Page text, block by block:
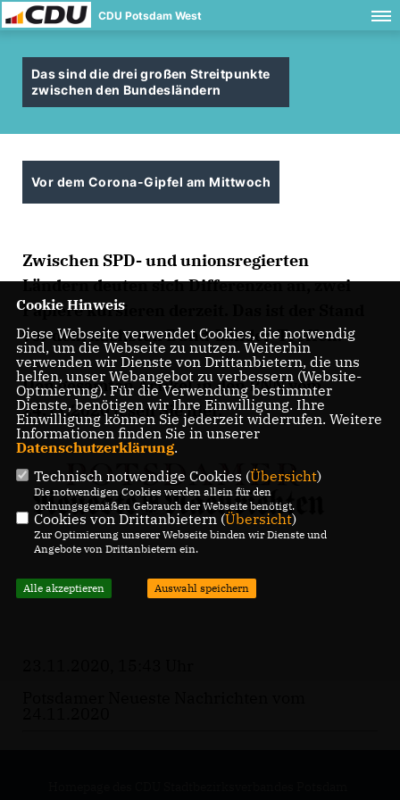
CDU Potsdam West
Das sind die drei großen Streitpunkte
zwischen den Bundesländern
Vor dem Corona-Gipfel am Mittwoch
Zwischen SPD- und unionsregierten
Ländern deuten sich Differenzen an, zwei
Papiere kursieren derzeit. Das ist der Stand
vor dem nächsten Bund-Länder-Treffen.
Den gesamten Artikel in den PNN vom
24.11.2020 lesen Siehier.
Cookie Hinweis
Diese Webseite verwendet Cookies, die notwendig
sind, um die Webseite zu nutzen. Weiterhin
verwenden wir Dienste von Drittanbietern, die uns
helfen, unser Webangebot zu verbessern (Website-
Optmierung). Für die Verwendung bestimmter
Dienste, benötigen wir Ihre Einwilligung. Ihre
Einwilligung können Sie jederzeit widerrufen. Weitere
Informationen finden Sie in unserer
Datenschutzerklärung.
Technisch notwendige Cookies (Übersicht)
Die notwendigen Cookies werden allein für den
ordnungsgemäßen Gebrauch der Webseite benötigt.
Cookies von Drittanbietern (Übersicht)
Zur Optimierung unserer Webseite binden wir Dienste und
Angebote von Drittanbietern ein.
Alle akzeptieren Auswahl speichern